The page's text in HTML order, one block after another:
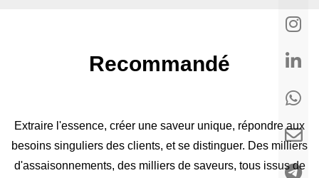
Recommandé
Extraire l'essence, créer une saveur unique, répondre aux
besoins singuliers des clients, et se distinguer. Des milliers
d'assaisonnements, des milliers de saveurs, tous issus de